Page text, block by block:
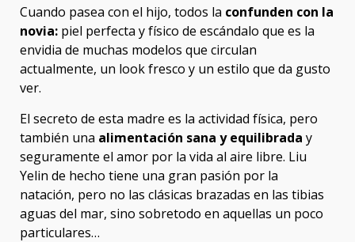
Cuando pasea con el hijo, todos la confunden con la
novia: piel perfecta y físico de escándalo que es la
envidia de muchas modelos que circulan
actualmente, un look fresco y un estilo que da gusto
ver.
El secreto de esta madre es la actividad física, pero
también una alimentación sana y equilibrada y
seguramente el amor por la vida al aire libre. Liu
Yelin de hecho tiene una gran pasión por la
natación, pero no las clásicas brazadas en las tibias
aguas del mar, sino sobretodo en aquellas un poco
particulares…